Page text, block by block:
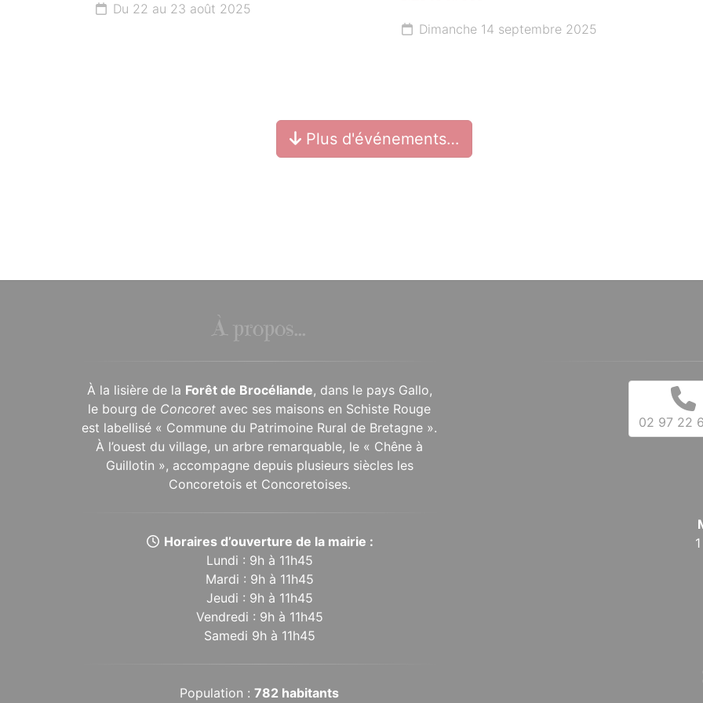
Du 22 au 23 août 2025
Dimanche 14 septembre 2025
Plus d'événements…
À propos...
À la lisière de la Forêt de Brocéliande, dans le pays Gallo,
le bourg de Concoret avec ses maisons en Schiste Rouge
est labellisé « Commune du Patrimoine Rural de Bretagne ».
À l’ouest du village, un arbre remarquable, le « Chêne à
Guillotin », accompagne depuis plusieurs siècles les
Concoretois et Concoretoises.
Horaires d’ouverture de la mairie :
Lundi : 9h à 11h45
Mardi : 9h à 11h45
Jeudi : 9h à 11h45
Vendredi : 9h à 11h45
Samedi 9h à 11h45
Population :782 habitants
02 97 22